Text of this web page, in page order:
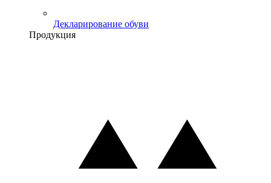
Декларирование обуви
Продукция